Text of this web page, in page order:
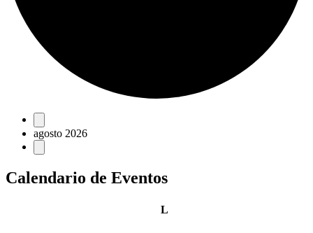
Eventos
agosto 2026
Calendario de Eventos
Llunes